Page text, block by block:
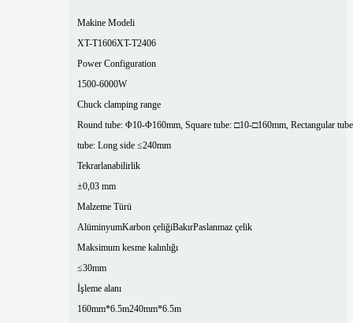
Makine Modeli
XT-T1606XT-T2406
Power Configuration
1500-6000W
Chuck clamping range
Round tube: Φ10-Φ160mm, Square tube: □10-□160mm, Rectangular
tube: Long side ≤240mm
Tekrarlanabilirlik
±0,03 mm
Malzeme Türü
AlüminyumKarbon çeliğiBakırPaslanmaz çelik
Maksimum kesme kalınlığı
≤30mm
İşleme alanı
160mm*6.5m240mm*6.5m